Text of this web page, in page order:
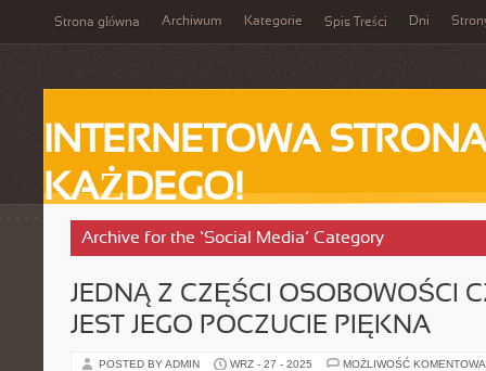
Strona główna Archiwum Kategorie Spis Treści Dni
INTERNETOWA
KAŻDEGO!
Archive for the ‘Social Media’ Category
JEDNĄ Z CZĘŚCI OSOBOWOŚCI
JEST JEGO POCZUCIE PIĘKNA
POSTED BY ADMIN WRZ - 27 - 2025 MOŻLIWOŚĆ